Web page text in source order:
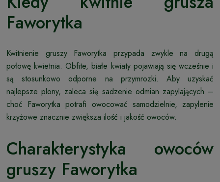
Faworytka
Kwitnienie gruszy Faworytka przypada zwykle na drugą
połowę kwietnia. Obfite, białe kwiaty pojawiają się wcześnie i
są stosunkowo odporne na przymrozki. Aby uzyskać
najlepsze plony, zaleca się sadzenie odmian zapylających –
choć Faworytka potrafi owocować samodzielnie, zapylenie
krzyżowe znacznie zwiększa ilość i jakość owoców.
Charakterystyka owoców
gruszy Faworytka